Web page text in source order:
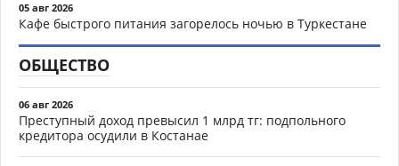
05 авг 2026
Кафе быстрого питания загорелось ночью в Туркестане
ОБЩЕСТВО
06 авг 2026
Преступный доход превысил 1 млрд тг: подпольного
кредитора осудили в Костанае